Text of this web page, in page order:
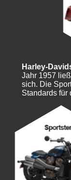
Harley-
Jahr 1957
sich. Die
Standards für